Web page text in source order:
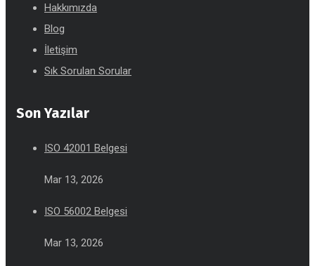
Hakkımızda
Blog
İletişim
Sık Sorulan Sorular
Son Yazılar
ISO 42001 Belgesi
Mar 13, 2026
ISO 56002 Belgesi
Mar 13, 2026